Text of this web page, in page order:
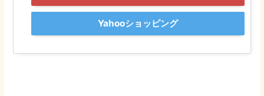
Yahooショッピング